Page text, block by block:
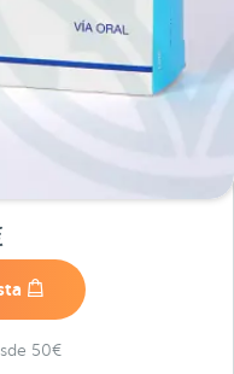
50€